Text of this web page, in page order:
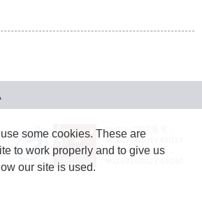
JASRAC許諾番号：
9024936001Y45037
JASRAC許諾番号：
some cookies. These are
to work properly and to give us
our site is used.